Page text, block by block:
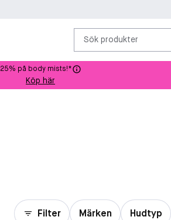
Sök produkter
25% på body mists!*
Köp här
Filter Märken Hudtyp